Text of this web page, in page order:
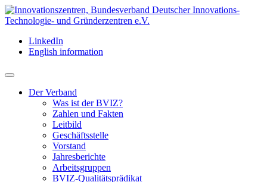
LinkedIn
English information
Der Verband
Was ist der BVIZ?
Zahlen und Fakten
Leitbild
Geschäftsstelle
Vorstand
Jahresberichte
Arbeitsgruppen
BVIZ-Qualitätsprädikat